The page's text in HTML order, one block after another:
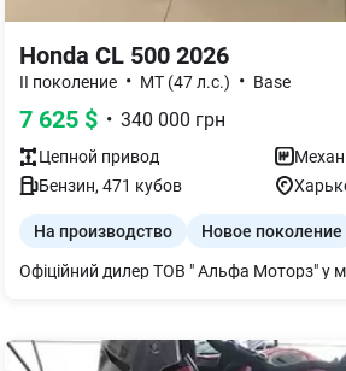
Honda CL 500 2026
II поколение • МТ (47 л.с.) • Base
7 625 $ • 340 000 грн
Цепной привод
Бензин, 471 кубов
На производство Новое поколение
Офіційний дилер ТОВ " Альфа Моторз" у